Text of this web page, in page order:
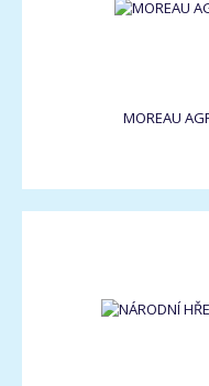
MOREAU